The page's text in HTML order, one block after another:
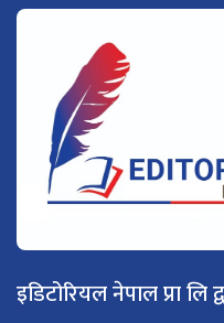
इडिटोरियल नेपाल प्रा लि